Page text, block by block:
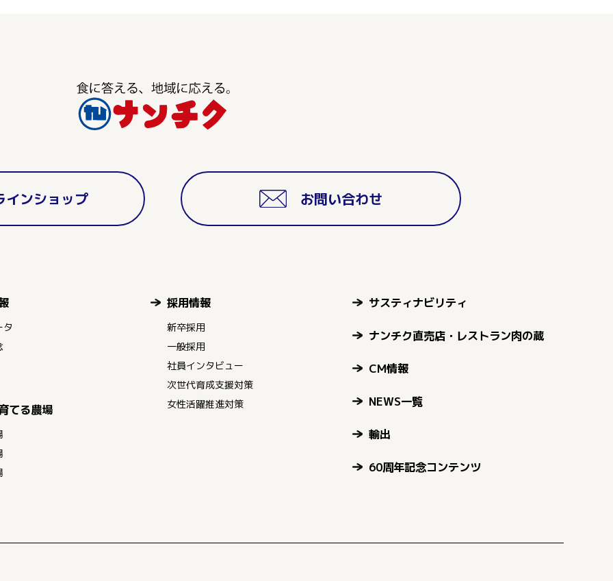
インショップ お問い合わせ
タ
てる農場
採用情報
新卒採用
一般採用
社員インタビュー
次世代育成支援対策
女性活躍推進対策
サスティナビリティ
ナンチク直売店・レストラン肉の蔵
CM情報
NEWS一覧
輸出
60周年記念コンテンツ